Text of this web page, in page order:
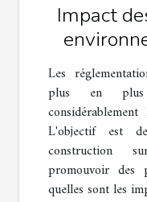
Impact
Les
plus en plus
L'objectif est
construction
promouvoir des
quelles sont les